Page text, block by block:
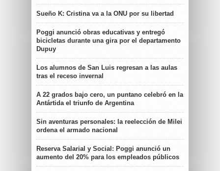
Sueño K: Cristina va a la ONU por su libertad
Poggi anunció obras educativas y entregó
bicicletas durante una gira por el departamento
Dupuy
Los alumnos de San Luis regresan a las aulas
tras el receso invernal
A 22 grados bajo cero, un puntano celebró en la
Antártida el triunfo de Argentina
Sin aventuras personales: la reelección de Milei
ordena el armado nacional
Reserva Salarial y Social: Poggi anunció un
aumento del 20% para los empleados públicos